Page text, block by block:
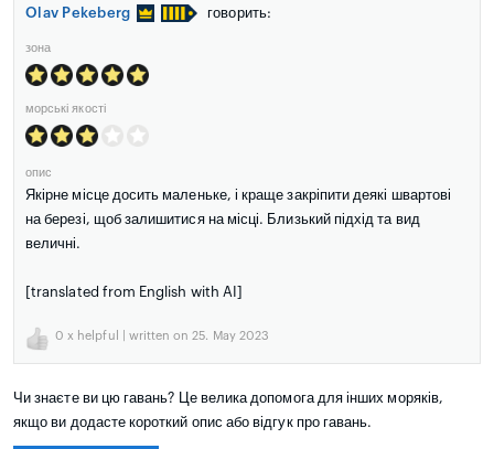
Olav Pekeberg говорить:
зона
морські якості
опис
Якірне місце досить маленьке, і краще закріпити деякі швартові
на березі, щоб залишитися на місці. Близький підхід та вид
величні.
[translated from English with AI]
0 x helpful | written on 25. May 2023
Чи знаєте ви цю гавань? Це велика допомога для інших моряків,
якщо ви додасте короткий опис або відгук про гавань.